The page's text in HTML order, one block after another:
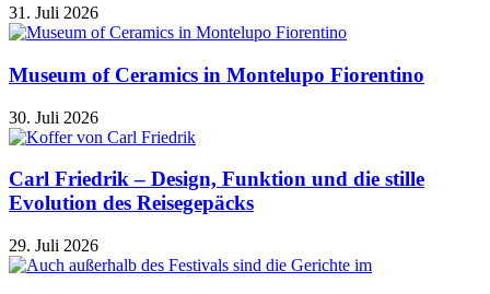
31. Juli 2026
Museum of Ceramics in Montelupo Fiorentino
30. Juli 2026
Carl Friedrik – Design, Funktion und die stille
Evolution des Reisegepäcks
29. Juli 2026